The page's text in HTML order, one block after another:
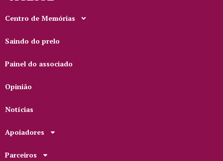
Centro de Memórias
Saindo do prelo
Painel do associado
Opinião
Notícias
Apoiadores
Parceiros